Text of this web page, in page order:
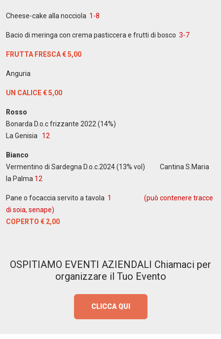
Cheese-cake alla nocciola 1-8
Bacio di meringa con crema pasticcera e frutti di bosco 3-7
FRUTTA FRESCA € 5,00
Anguria
UN CALICE€ 5,00
Rosso
Bonarda D.o.c frizzante 2022 (14%)
La Genisia 12
Bianco
Vermentino di Sardegna D.o.c.2024 (13% vol) Cantina S.Maria
la Palma 12
Pane o focaccia servito a tavola 1 (può contenere tracce
di soia, senape)
COPERTO € 2,00
OSPITIAMO EVENTI AZIENDALI Chiamaci per
organizzare il Tuo Evento
CLICCA QUI